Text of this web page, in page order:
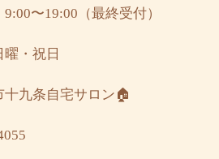
9:00〜19:00（最終受付）
曜・祝日
十九条自宅サロン🏠